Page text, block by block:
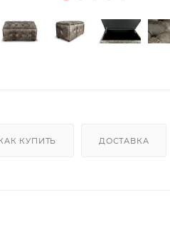
КУПИТЬ ДОСТАВКА